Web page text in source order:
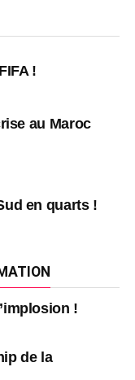
!
au Maroc
en quarts !
!
de la